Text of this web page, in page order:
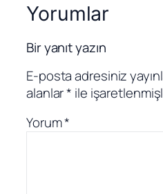
Yorumlar
Bir yanıt yazın
E-posta adresiniz
alanlar* ile
Yorum*